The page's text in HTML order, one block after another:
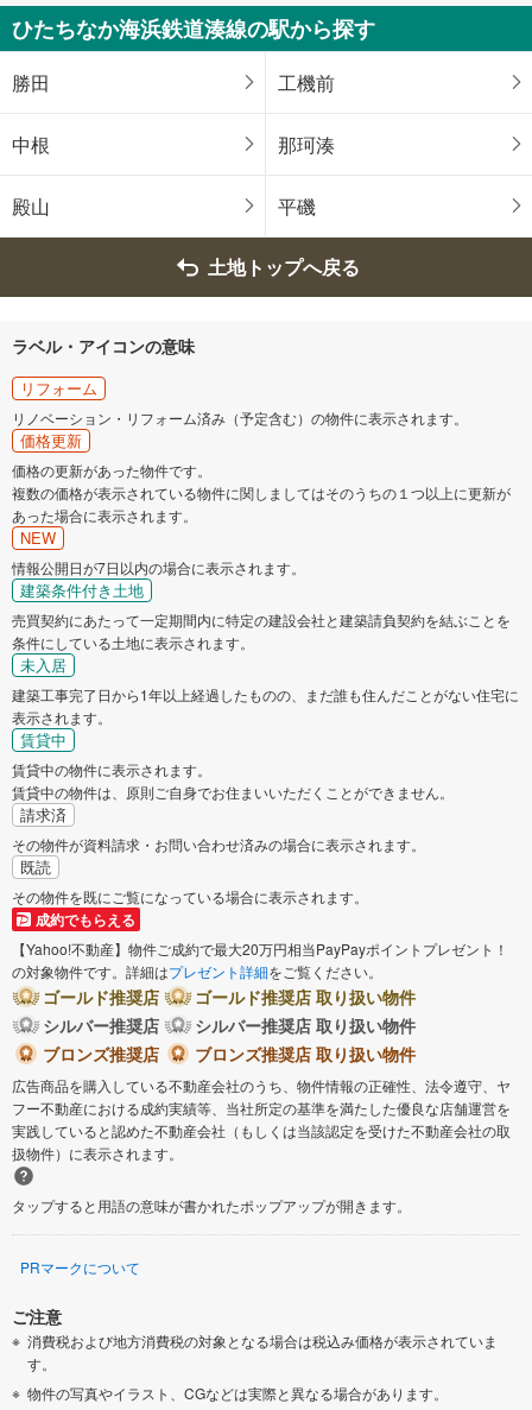
ひたちなか市 鹿嶋市
潮来市 守谷市
那珂市 筑西市
稲敷市 桜川市
小美玉市
北相馬郡利根町
ひたちなか海浜鉄道湊線の駅から探す
勝田 工機前
中根 那珂湊
殿山 平磯
土地トップへ戻る
ラベル・アイコンの意味
リフォーム
リノベーション・リフォーム済み（予定含む）の物件に表示されます。
価格更新
価格の更新があった物件です。
複数の価格が表示されている物件に関しましてはそのうちの１つ以上に更新が
あった場合に表示されます。
NEW
情報公開日が7日以内の場合に表示されます。
建築条件付き土地
売買契約にあたって一定期間内に特定の建設会社と建築請負契約を結ぶことを
条件にしている土地に表示されます。
未入居
建築工事完了日から1年以上経過したものの、まだ誰も住んだことがない住宅に
表示されます。
賃貸中
賃貸中の物件に表示されます。
賃貸中の物件は、原則ご自身でお住まいいただくことができません。
請求済
その物件が資料請求・お問い合わせ済みの場合に表示されます。
既読
その物件を既にご覧になっている場合に表示されます。
成約でもらえる
【Yahoo!不動産】物件ご成約で最大20万円相当PayPayポイントプレゼント！
の対象物件です。詳細はプレゼント詳細をご覧ください。
ゴールド推奨店
ゴールド推奨店 取り扱い物件
シルバー推奨店
シルバー推奨店 取り扱い物件
ブロンズ推奨店
ブロンズ推奨店 取り扱い物件
広告商品を購入している不動産会社のうち、物件情報の正確性、法令遵守、ヤ
フー不動産における成約実績等、当社所定の基準を満たした優良な店舗運営を
実践していると認めた不動産会社（もしくは当該認定を受けた不動産会社の取
扱物件）に表示されます。
タップすると用語の意味が書かれたポップアップが開きます。
PRマークについて
ご注意
消費税および地方消費税の対象となる場合は税込み価格が表示されていま
す。
物件の写真やイラスト、CGなどは実際と異なる場合があります。